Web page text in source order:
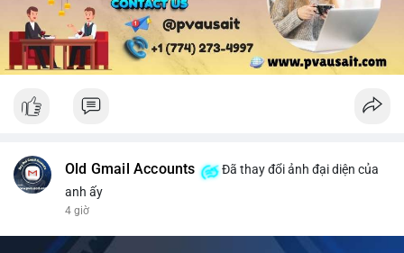
Old Gmail Accounts
Đã thay đổi ảnh đại diện của
anh ấy
4 giờ